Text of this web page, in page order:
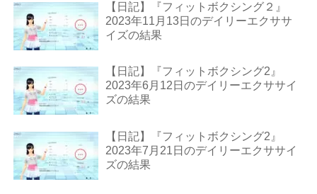
【日記】『フィットボクシング２』
2023年11月13日のデイリーエクササ
イズの結果
【日記】『フィットボクシング2』
2023年6月12日のデイリーエクササイ
ズの結果
【日記】『フィットボクシング2』
2023年7月21日のデイリーエクササイ
ズの結果